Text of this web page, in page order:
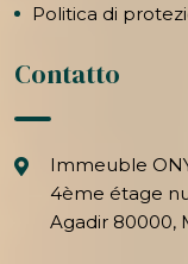
Politica di
Contatto
Immeuble
4ème étage
Agadir 80000,